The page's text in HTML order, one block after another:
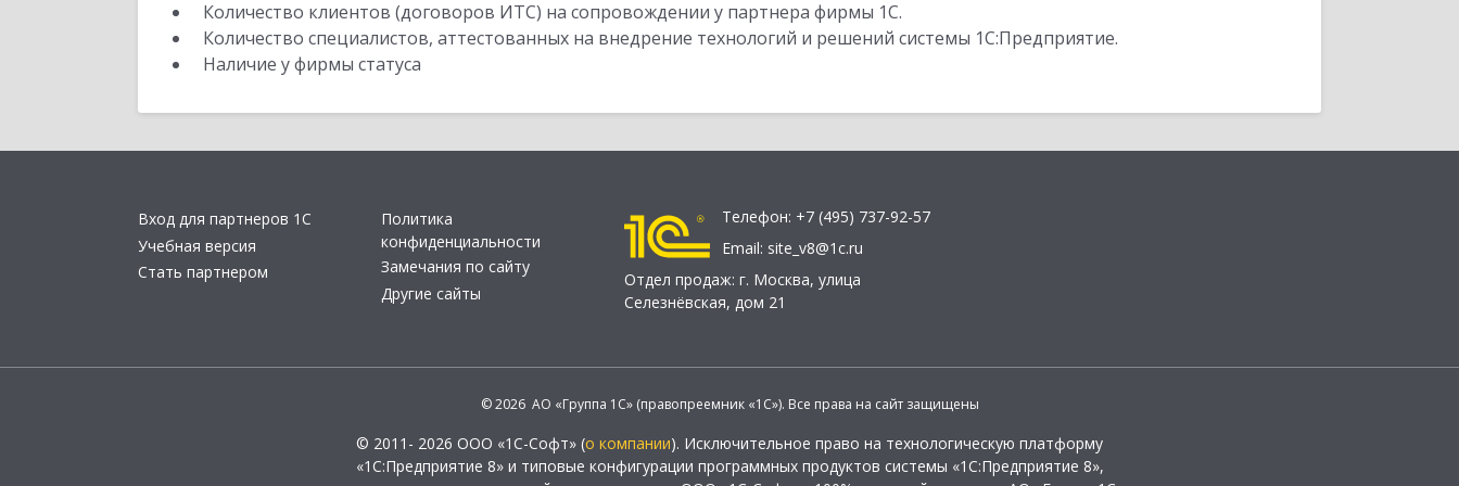
Количество клиентов (договоров ИТС) на сопровождении у партнера фирмы 1С.
Количество специалистов, аттестованных на внедрение технологий и решений системы 1С:Предприятие.
Наличие у фирмы статуса
Вход для партнеров 1С
Учебная версия
Стать партнером
Политика
конфиденциальности
Замечания по сайту
Другие сайты
Телефон: +7 (495) 737-92-57
Email: site_v8@1c.ru
Отдел продаж: г. Москва, улица
Селезнёвская, дом 21
© 2026 АО «Группа 1С» (правопреемник «1С»). Все права на сайт защищены
© 2011- 2026 ООО «1С-Софт» (о компании). Исключительное право на технологическую платформу
«1С:Предприятие 8» и типовые конфигурации программных продуктов системы «1С:Предприятие 8»,